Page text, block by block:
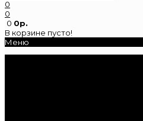
0
0
0 0р.
В корзине пусто!
Меню